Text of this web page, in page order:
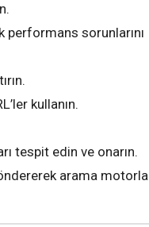
performans sorunlarını
kullanın.
tespit edin ve onarın.
arama